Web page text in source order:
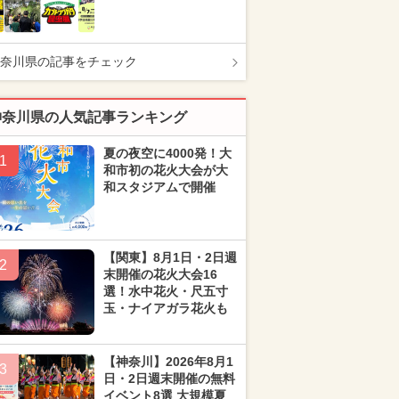
川県の記事をチェック
川県の人気記事ランキング
1
夏の夜空に4000発！大
和市初の花火大会が大
和スタジアムで開催
2
【関東】8月1日・2日週
末開催の花火大会16
選！水中花火・尺五寸
玉・ナイアガラ花火も
3
【神奈川】2026年8月1
日・2日週末開催の無料
イベント8選 大規模夏